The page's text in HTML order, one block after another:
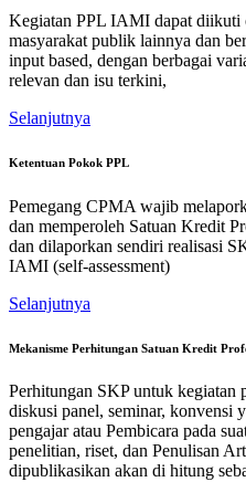
Kegiatan PPL IAMI dapat diikuti
masyarakat publik lainnya dan
input based, dengan berbagai
relevan dan isu terkini,
Selanjutnya
Ketentuan Pokok PPL
Pemegang CPMA wajib
dan memperoleh Satuan Kredit
dan dilaporkan sendiri realisasi
IAMI (self-assessment)
Selanjutnya
Mekanisme Perhitungan Satuan Kredit
Perhitungan SKP untuk kegiatan
diskusi panel, seminar, konvensi
pengajar atau Pembicara pada
penelitian, riset, dan Penulisan
dipublikasikan akan di hitung